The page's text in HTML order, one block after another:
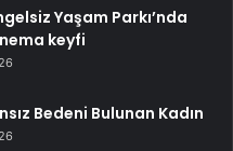
Yaşam Parkı’nda
keyfi
Bedeni Bulunan Kadın